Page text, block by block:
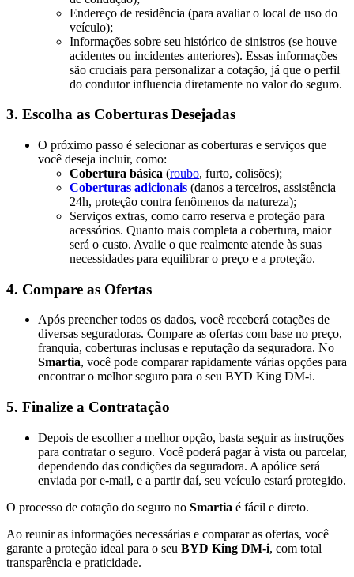
Endereço de residência (para avaliar o local de uso do
veículo);
Informações sobre seu histórico de sinistros (se houve
acidentes ou incidentes anteriores). Essas informações
são cruciais para personalizar a cotação, já que o perfil
do condutor influencia diretamente no valor do seguro.
3. Escolha as Coberturas Desejadas
O próximo passo é selecionar as coberturas e serviços que
você deseja incluir, como:
Cobertura básica (roubo, furto, colisões);
Coberturas adicionais (danos a terceiros, assistência
24h, proteção contra fenômenos da natureza);
Serviços extras, como carro reserva e proteção para
acessórios. Quanto mais completa a cobertura, maior
será o custo. Avalie o que realmente atende às suas
necessidades para equilibrar o preço e a proteção.
4. Compare as Ofertas
Após preencher todos os dados, você receberá cotações de
diversas seguradoras. Compare as ofertas com base no preço,
franquia, coberturas inclusas e reputação da seguradora. No
Smartia, você pode comparar rapidamente várias opções para
encontrar o melhor seguro para o seu BYD King DM-i.
5. Finalize a Contratação
Depois de escolher a melhor opção, basta seguir as instruções
para contratar o seguro. Você poderá pagar à vista ou parcelar,
dependendo das condições da seguradora. A apólice será
enviada por e-mail, e a partir daí, seu veículo estará protegido.
O processo de cotação do seguro no Smartia é fácil e direto.
Ao reunir as informações necessárias e comparar as ofertas, você
garante a proteção ideal para o seu BYD King DM-i, com total
transparência e praticidade.